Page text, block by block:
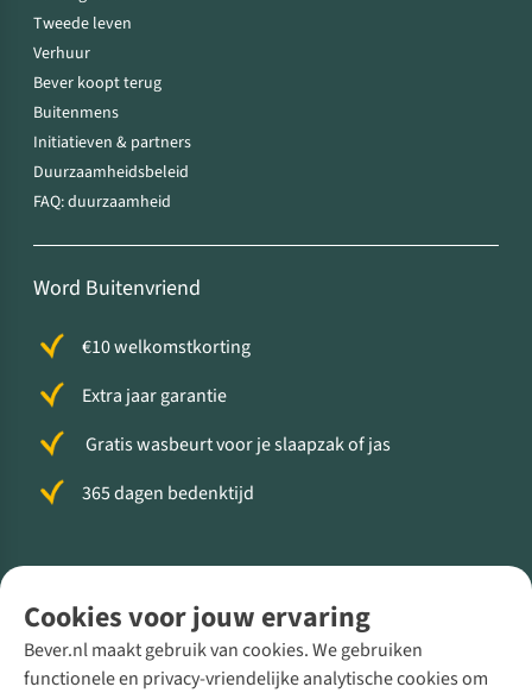
Cookies voor jouw ervaring
Bever.nl maakt gebruik van cookies. We gebruiken
functionele en privacy-vriendelijke analytische cookies om
Tweede leven
Verhuur
Bever koopt terug
Buitenmens
Initiatieven & partners
Duurzaamheidsbeleid
FAQ: duurzaamheid
Word Buitenvriend
€10 welkomstkorting
Extra jaar garantie
Gratis wasbeurt voor je slaapzak of jas
365 dagen bedenktijd